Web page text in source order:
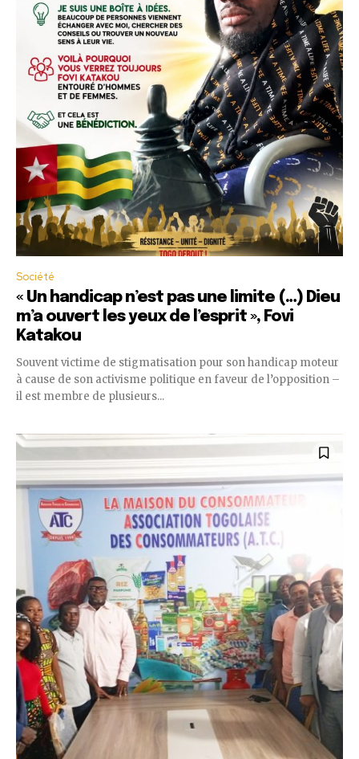
Société
« Un handicap n’est pas une limite (…) Dieu
m’a ouvert les yeux de l’esprit », Fovi
Katakou
Souvent victime de stigmatisation pour son handicap moteur
à cause de son activisme politique en faveur de l’opposition –
il est membre de plusieurs...